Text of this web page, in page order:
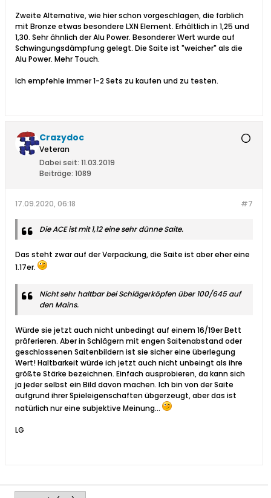
Zweite Alternative, wie hier schon vorgeschlagen, die farblich
mit Bronze etwas besondere LXN Element. Erhältlich in 1,25 und
1,30. Sehr ähnlich der Alu Power. Besonderer Wert wurde auf
Schwingungsdämpfung gelegt. Die Saite ist "weicher" als die
Alu Power. Mehr Touch.
Ich empfehle immer 1-2 Sets zu kaufen und zu testen.
Crazydoc
Veteran
Dabei seit: 11.03.2019
Beiträge: 1089
#7
17.09.2020, 06:18
Die ACE ist mit 1,12 eine sehr dünne Saite.
Das steht zwar auf der Verpackung, die Saite ist aber eher eine
1.17er.
Nicht sehr haltbar bei Schlägerköpfen über 100/645 auf
den Mains.
Würde sie jetzt auch nicht unbedingt auf einem 16/19er Bett
präferieren. Aber in Schlägern mit engen Saitenabstand oder
geschlossenen Saitenbildern ist sie sicher eine überlegung
Wert! Haltbarkeit würde ich jetzt auch nicht unbeingt als ihre
größte Stärke bezeichnen. Einfach ausprobieren, da kann sich
ja jeder selbst ein Bild davon machen. Ich bin von der Saite
aufgrund ihrer Spieleigenschaften übgerzeugt, aber das ist
natürlich nur eine subjektive Meinung...
LG